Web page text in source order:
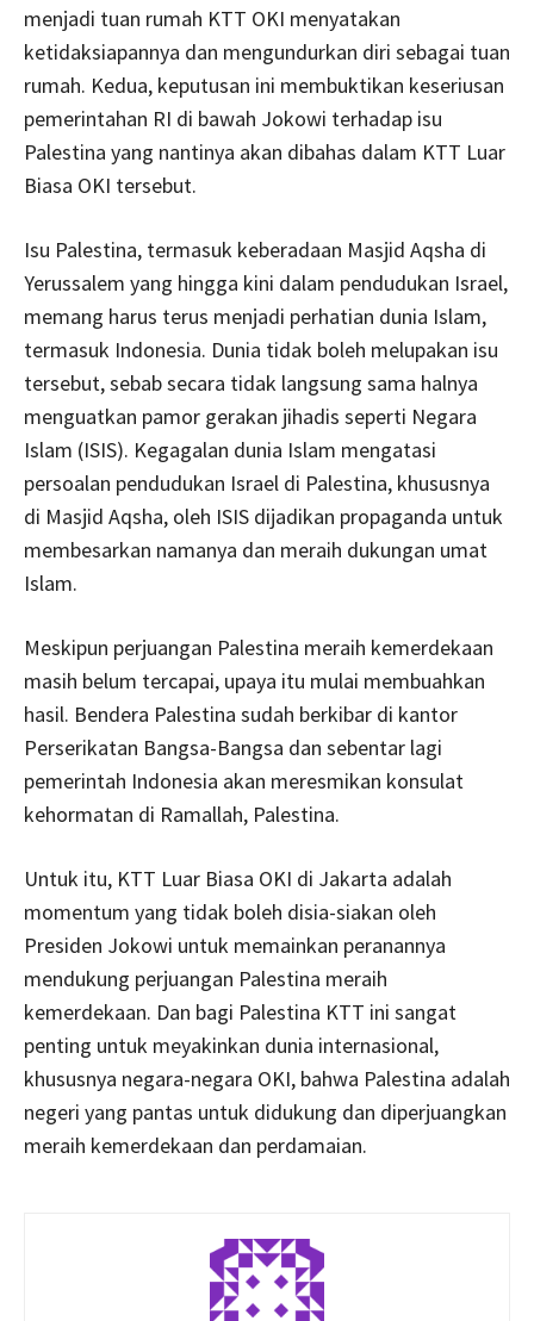
menjadi tuan rumah KTT OKI menyatakan
ketidaksiapannya dan mengundurkan diri sebagai tuan
rumah. Kedua, keputusan ini membuktikan keseriusan
pemerintahan RI di bawah Jokowi terhadap isu
Palestina yang nantinya akan dibahas dalam KTT Luar
Biasa OKI tersebut.
Isu Palestina, termasuk keberadaan Masjid Aqsha di
Yerussalem yang hingga kini dalam pendudukan Israel,
memang harus terus menjadi perhatian dunia Islam,
termasuk Indonesia. Dunia tidak boleh melupakan isu
tersebut, sebab secara tidak langsung sama halnya
menguatkan pamor gerakan jihadis seperti Negara
Islam (ISIS). Kegagalan dunia Islam mengatasi
persoalan pendudukan Israel di Palestina, khususnya
di Masjid Aqsha, oleh ISIS dijadikan propaganda untuk
membesarkan namanya dan meraih dukungan umat
Islam.
Meskipun perjuangan Palestina meraih kemerdekaan
masih belum tercapai, upaya itu mulai membuahkan
hasil. Bendera Palestina sudah berkibar di kantor
Perserikatan Bangsa-Bangsa dan sebentar lagi
pemerintah Indonesia akan meresmikan konsulat
kehormatan di Ramallah, Palestina.
Untuk itu, KTT Luar Biasa OKI di Jakarta adalah
momentum yang tidak boleh disia-siakan oleh
Presiden Jokowi untuk memainkan peranannya
mendukung perjuangan Palestina meraih
kemerdekaan. Dan bagi Palestina KTT ini sangat
penting untuk meyakinkan dunia internasional,
khususnya negara-negara OKI, bahwa Palestina adalah
negeri yang pantas untuk didukung dan diperjuangkan
meraih kemerdekaan dan perdamaian.